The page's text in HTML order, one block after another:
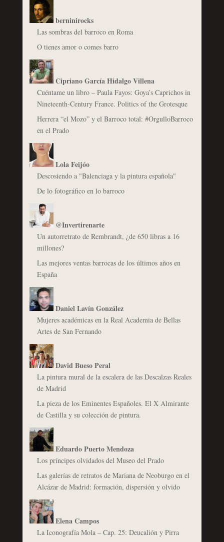
berninirocks
Las sombras del barroco en Roma
O tienes amor o comes barro
Cipriano García Hidalgo Villena
Cuéntame un libro – Paula Fayos: Goya’s Caprichos in
Nineteenth-Century France. Politics of the Grotesque
Herrera “el Mozo” y el Barroco total: #OrgulloBarroco
en el Prado
Lola Feijóo
Descosiendo a "Balenciaga y la pintura española"
De lo fotográfico en lo barroco
@Invertirenarte
Un autorretrato de Rembrandt, ¿de 650 libras a 16
millones?
Las mejores ventas barrocas de los últimos años en
España
Daniel Lavín González
Mujeres académicas en la Real Academia de Bellas
Artes de San Fernando
David Bueso Peral
La pintura mural de la escalera de las Descalzas Reales
de Madrid
La pieza de los Eminentes Españoles. El X Almirante
de Castilla y su colección de pintura.
Eduardo Puerto Mendoza
Los príncipes olvidados del Museo del Prado
Las galerías de retratos de Mariana de Neoburgo en el
Alcázar de Madrid: formación, dispersión y olvido
Elena Campos
La Iconografía Mola – Cap. 25: Deucalión y Pirra